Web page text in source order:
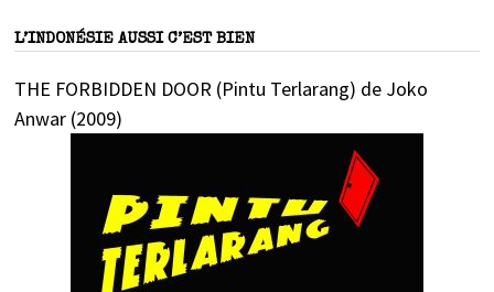
L’INDONÉSIE AUSSI C’EST BIEN
THE FORBIDDEN DOOR (Pintu Terlarang) de Joko
Anwar (2009)